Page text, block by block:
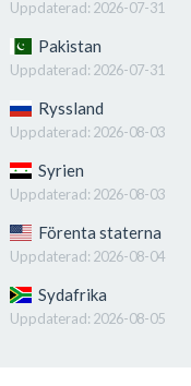
Uppdaterad: 2026-07-31
Pakistan
Uppdaterad: 2026-07-31
Ryssland
Uppdaterad: 2026-08-03
Syrien
Uppdaterad: 2026-08-03
Förenta staterna
Uppdaterad: 2026-08-04
Sydafrika
Uppdaterad: 2026-08-05